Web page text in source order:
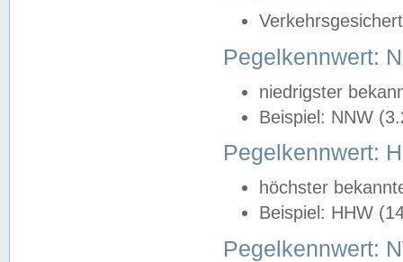
Pegelkennwert:
niedrigster
Beispiel: NNW
Pegelkennwert:
höchster
Beispiel: HHW
Pegelkennwert: